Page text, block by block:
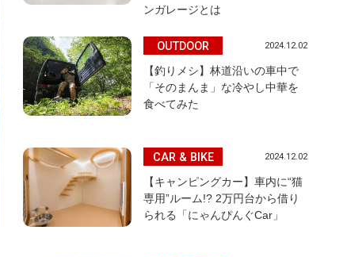
ンガレージとは
OUTDOOR 2024.12.02
【釣りメシ】林道沿いの車中で
「そのまんま」な冷やし中華を
食べてみた
CAR & BIKE 2024.12.02
【キャンピングカー】車内に“猫
専用”ルーム!? 2万円台から借り
られる「にゃんぴんぐCar」